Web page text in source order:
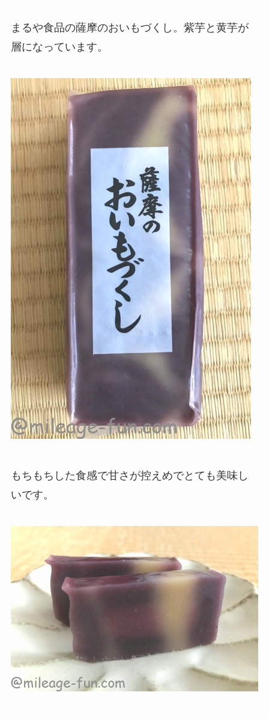
まるや食品の薩摩のおいもづくし。 紫芋と黄芋が
層になっています。
もちもちした食感で甘さが控えめでとても美味し
いです。